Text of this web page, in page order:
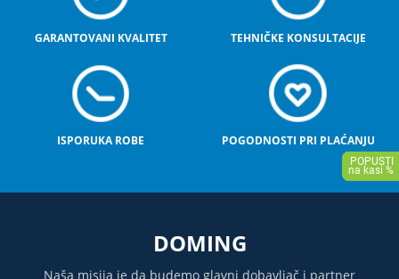
GARANTOVANI KVALITET TEHNIČKE KONSULTACIJE
ISPORUKA ROBE POGODNOSTI PRI PLAĆANJU
DOMING
Naša misija je da budemo glavni dobavljač i partner